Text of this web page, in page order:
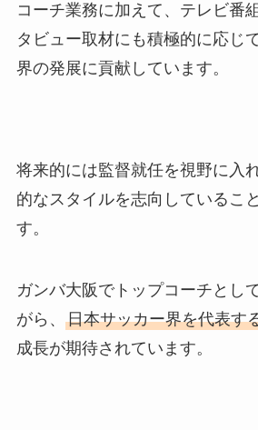
コーチ業務に加えて、テレビ番
タビュー取材にも積極的に応じ
界の発展に貢献しています。
将来的には監督就任を視野に入
的なスタイルを志向しているこ
す。
ガンバ大阪でトップコーチとし
がら、 日本サッカー界を代表す
成長が期待されています。